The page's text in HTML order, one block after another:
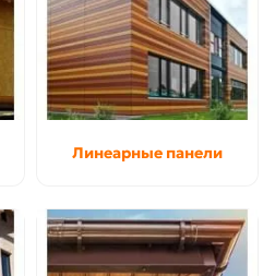
Линеарные панели